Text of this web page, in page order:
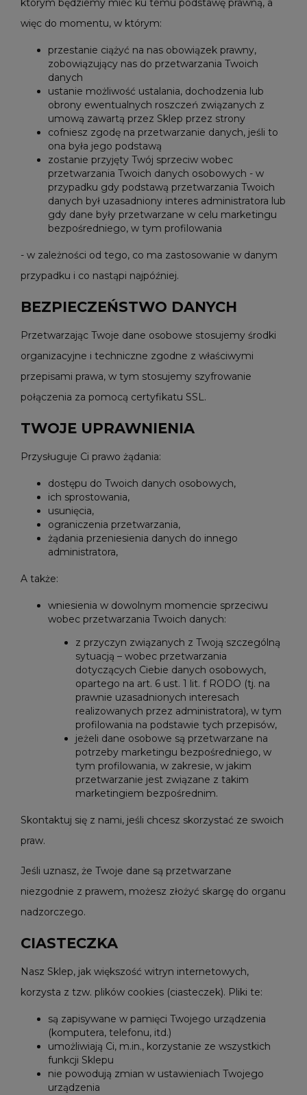
którym będziemy mieć ku temu podstawę prawną, a
więc do momentu, w którym:
przestanie ciążyć na nas obowiązek prawny,
zobowiązujący nas do przetwarzania Twoich
danych
ustanie możliwość ustalania, dochodzenia lub
obrony ewentualnych roszczeń związanych z
umową zawartą przez Sklep przez strony
cofniesz zgodę na przetwarzanie danych, jeśli to
ona była jego podstawą
zostanie przyjęty Twój sprzeciw wobec
przetwarzania Twoich danych osobowych - w
przypadku gdy podstawą przetwarzania Twoich
danych był uzasadniony interes administratora lub
gdy dane były przetwarzane w celu marketingu
bezpośredniego, w tym profilowania
- w zależności od tego, co ma zastosowanie w danym
przypadku i co nastąpi najpóźniej.
BEZPIECZEŃSTWO DANYCH
Przetwarzając Twoje dane osobowe stosujemy środki
organizacyjne i techniczne zgodne z właściwymi
przepisami prawa, w tym stosujemy szyfrowanie
połączenia za pomocą certyfikatu SSL.
TWOJE UPRAWNIENIA
Przysługuje Ci prawo żądania:
dostępu do Twoich danych osobowych,
ich sprostowania,
usunięcia,
ograniczenia przetwarzania,
żądania przeniesienia danych do innego
administratora,
A także:
wniesienia w dowolnym momencie sprzeciwu
wobec przetwarzania Twoich danych:
z przyczyn związanych z Twoją szczególną
sytuacją – wobec przetwarzania
dotyczących Ciebie danych osobowych,
opartego na art. 6 ust. 1 lit. f RODO (tj. na
prawnie uzasadnionych interesach
realizowanych przez administratora), w tym
profilowania na podstawie tych przepisów,
jeżeli dane osobowe są przetwarzane na
potrzeby marketingu bezpośredniego, w
tym profilowania, w zakresie, w jakim
przetwarzanie jest związane z takim
marketingiem bezpośrednim.
Skontaktuj się z nami, jeśli chcesz skorzystać ze swoich
praw.
Jeśli uznasz, że Twoje dane są przetwarzane
niezgodnie z prawem, możesz złożyć skargę do organu
nadzorczego.
CIASTECZKA
Nasz Sklep, jak większość witryn internetowych,
korzysta z tzw. plików cookies (ciasteczek). Pliki te:
są zapisywane w pamięci Twojego urządzenia
(komputera, telefonu, itd.)
umożliwiają Ci, m.in., korzystanie ze wszystkich
funkcji Sklepu
nie powodują zmian w ustawieniach Twojego
urządzenia